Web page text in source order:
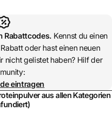
Rabattcodes. Kennst du einen
oder hast einen neuen
nicht gelistet haben? Hilf der
eintragen
aus allen Kategorien